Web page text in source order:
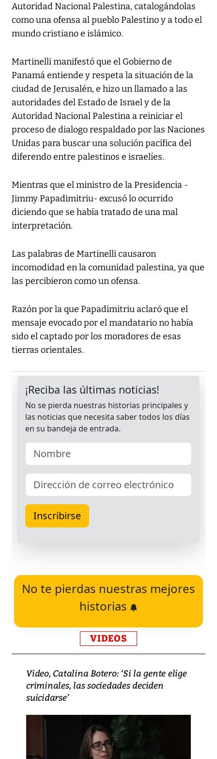
Autoridad Nacional Palestina, catalogándolas
como una ofensa al pueblo Palestino y a todo el
mundo cristiano e islámico.
Martinelli manifestó que el Gobierno de
Panamá entiende y respeta la situación de la
ciudad de Jerusalén, e hizo un llamado a las
autoridades del Estado de Israel y de la
Autoridad Nacional Palestina a reiniciar el
proceso de dialogo respaldado por las Naciones
Unidas para buscar una solución pacífica del
diferendo entre palestinos e israelíes.
Mientras que el ministro de la Presidencia -
Jimmy Papadimitriu- excusó lo ocurrido
diciendo que se había tratado de una mal
interpretación.
Las palabras de Martinelli causaron
incomodidad en la comunidad palestina, ya que
las percibieron como un ofensa.
Razón por la que Papadimitriu aclaró que el
mensaje evocado por el mandatario no había
sido el captado por los moradores de esas
tierras orientales.
No te pierdas nuestras mejores
historias
VIDEOS
Video, Catalina Botero: ‘Si la gente elige
criminales, las sociedades deciden
suicidarse’